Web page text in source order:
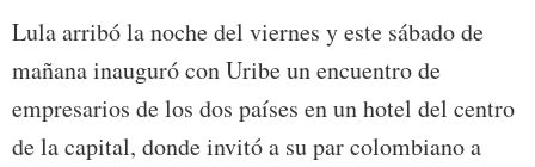
Lula arribó la noche del viernes y este sábado de
mañana inauguró con Uribe un encuentro de
empresarios de los dos países en un hotel del centro
de la capital, donde invitó a su par colombiano a